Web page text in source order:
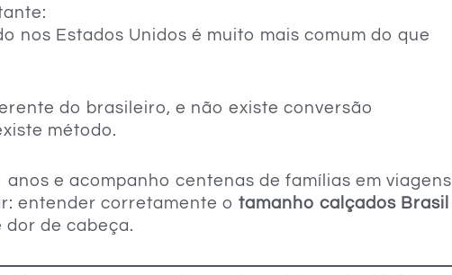
nos Estados Unidos é muito mais comum do que
do brasileiro, e não existe conversão
método.
anos e acompanho centenas de famílias em viagens
entender corretamente o tamanho calçados Brasil
de cabeça.